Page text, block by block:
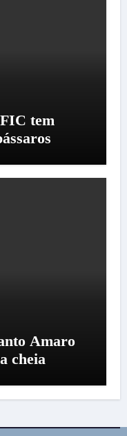
tem
Amaro
cheia